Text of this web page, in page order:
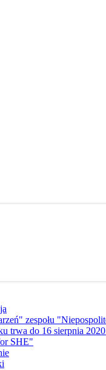
zespołu
trwa do 16 sierpnia
SHE"